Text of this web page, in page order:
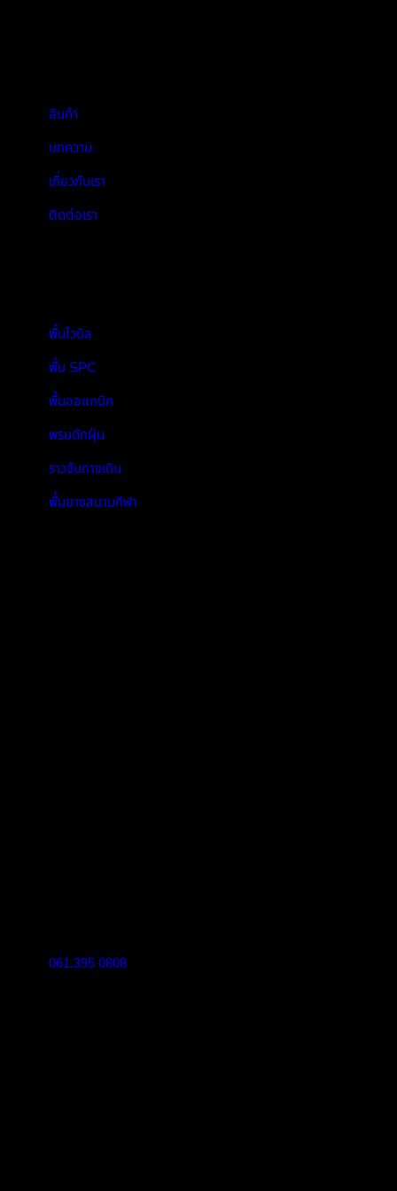
สินค้า
บทความ
เกี่ยวกับเรา
ติดต่อเรา
พื้นไวนิล
พื้น SPC
พื้นออแกนิค
พรมดักฝุ่น
ราวจับทางเดิน
พื้นยางสนามกีฬา
061.395 0808